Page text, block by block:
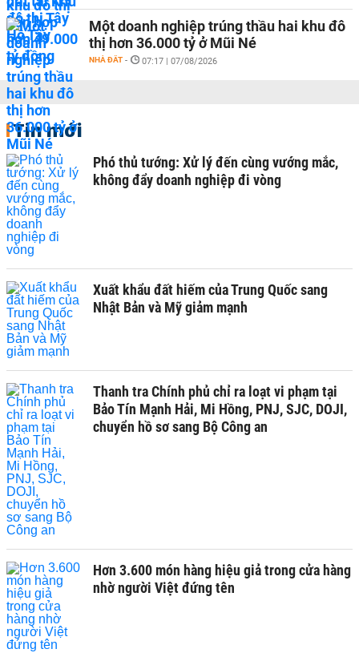
Một doanh nghiệp trúng thầu hai khu đô
thị hơn 36.000 tỷ ở Mũi Né
NHÀ ĐẤT - 07:17 | 07/08/2026
Tin mới
Phó thủ tướng: Xử lý đến cùng vướng mắc,
không đẩy doanh nghiệp đi vòng
Xuất khẩu đất hiếm của Trung Quốc sang
Nhật Bản và Mỹ giảm mạnh
Thanh tra Chính phủ chỉ ra loạt vi phạm tại
Bảo Tín Mạnh Hải, Mi Hồng, PNJ, SJC, DOJI,
chuyển hồ sơ sang Bộ Công an
Hơn 3.600 món hàng hiệu giả trong cửa hàng
nhờ người Việt đứng tên